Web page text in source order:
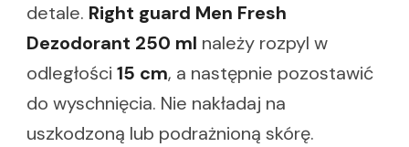
detale. Right guard Men Fresh
Dezodorant 250 ml należy rozpyl w
odległości 15 cm, a następnie pozostawić
do wyschnięcia. Nie nakładaj na
uszkodzoną lub podrażnioną skórę.